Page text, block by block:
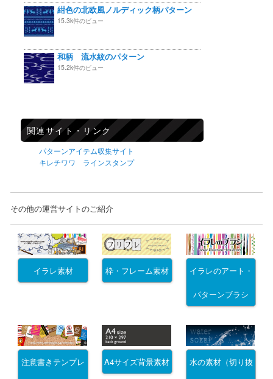
紺色の北欧風ノルディック柄パターン
15.3k件のビュー
和柄 流水紋のパターン
15.2k件のビュー
関連サイト・リンク
パターンアイテム収集サイト
キレチワワ ラインスタンプ
その他の運営サイトのご紹介
イラレ素材 枠・フレーム素材 イラレのアート・
パターンブラシ
注意書きテンプレ A4サイズ背景素材 水の素材（切り抜